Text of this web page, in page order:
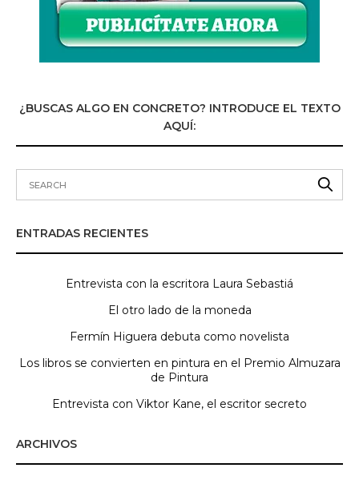
¿BUSCAS ALGO EN CONCRETO? INTRODUCE EL TEXTO
AQUÍ:
ENTRADAS RECIENTES
Entrevista con la escritora Laura Sebastiá
El otro lado de la moneda
Fermín Higuera debuta como novelista
Los libros se convierten en pintura en el Premio Almuzara
de Pintura
Entrevista con Viktor Kane, el escritor secreto
ARCHIVOS